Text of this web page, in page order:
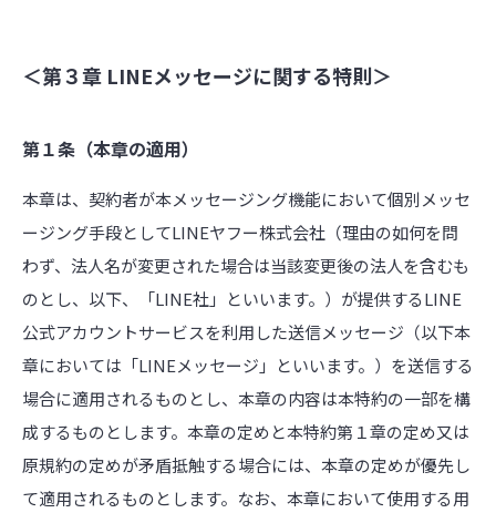
＜第３章 LINEメッセージに関する特則＞
第１条（本章の適用）
本章は、契約者が本メッセージング機能において個別メッセ
ージング手段としてLINEヤフー株式会社（理由の如何を問
わず、法人名が変更された場合は当該変更後の法人を含むも
のとし、以下、「LINE社」といいます。）が提供するLINE
公式アカウントサービスを利用した送信メッセージ（以下本
章においては「LINEメッセージ」といいます。）を送信する
場合に適用されるものとし、本章の内容は本特約の一部を構
成するものとします。本章の定めと本特約第１章の定め又は
原規約の定めが矛盾抵触する場合には、本章の定めが優先し
て適用されるものとします。なお、本章において使用する用